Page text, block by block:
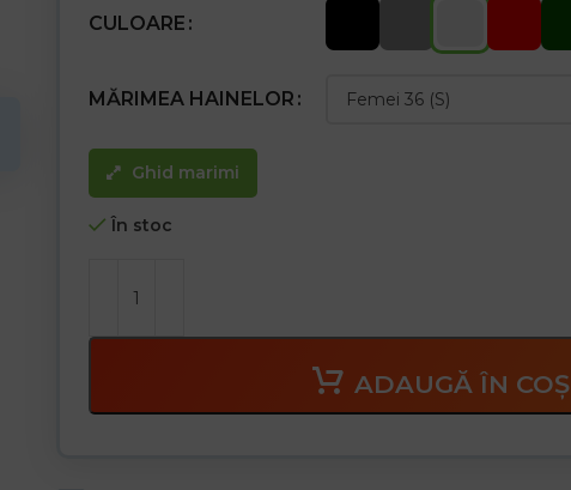
CULOARE
MĂRIMEA HAINELOR
Ghid marimi
În stoc
ADAUGĂ ÎN COȘ